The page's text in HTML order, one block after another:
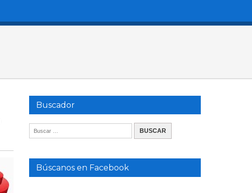
Buscador
Búscanos en Facebook